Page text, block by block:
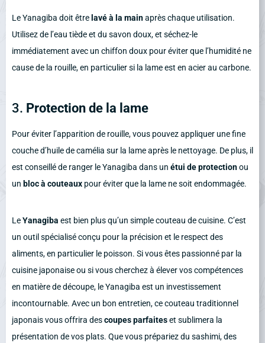
Le Yanagiba doit être lavé à la mainaprès chaque utilisation.
Utilisez de l’eau tiède et du savon doux, et séchez-le
immédiatement avec un chiffon doux pour éviter que l’humidité ne
cause de la rouille, en particulier si la lame est en acier au carbone.
3. Protection de la lame
Pour éviter l’apparition de rouille, vous pouvez appliquer une fine
couche d’huile de camélia sur la lame après le nettoyage. De plus, il
est conseillé de ranger le Yanagiba dans un étui de protectionou
un bloc à couteaux pour éviter que la lame ne soit endommagée.
LeYanagiba est bien plus qu’un simple couteau de cuisine. C’est
un outil spécialisé conçu pour la précision et le respect des
aliments, en particulier le poisson. Si vous êtes passionné par la
cuisine japonaise ou si vous cherchez à élever vos compétences
en matière de découpe, le Yanagiba est un investissement
incontournable. Avec un bon entretien, ce couteau traditionnel
japonais vous offrira descoupes parfaiteset sublimera la
présentation de vos plats. Que vous prépariez du sashimi, des